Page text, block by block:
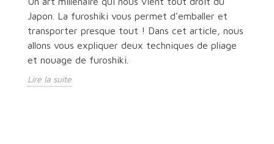
Japon. La furoshiki vous permet d'emballer et
transporter presque tout ! Dans cet article, nous
allons vous expliquer deux techniques de pliage
et nouage de furoshiki.
Lire la suite